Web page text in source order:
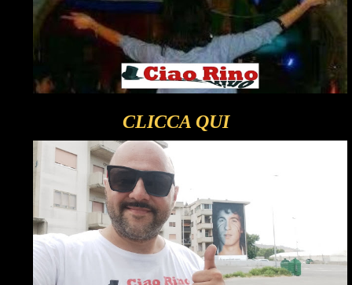
CLICCA QUI